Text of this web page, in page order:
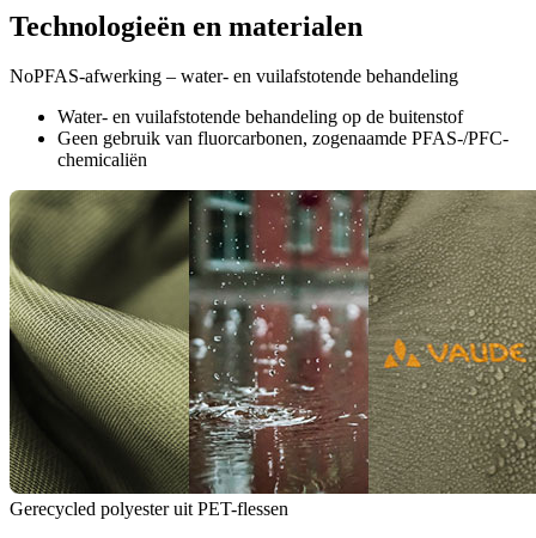
Technologieën en materialen
NoPFAS-afwerking – water- en vuilafstotende behandeling
Water- en vuilafstotende behandeling op de buitenstof
Geen gebruik van fluorcarbonen, zogenaamde PFAS-/PFC-
chemicaliën
Gerecycled polyester uit PET-flessen